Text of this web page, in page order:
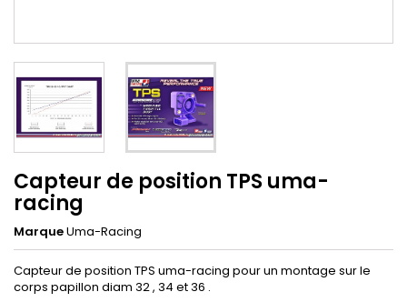
Capteur de position TPS uma-
racing
MarqueUma-Racing
Capteur de position TPS uma-racing pour un montage sur le
corps papillon diam 32 , 34 et 36 .